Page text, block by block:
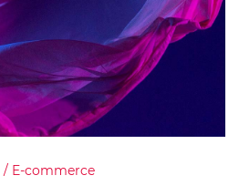
/ E-commerce